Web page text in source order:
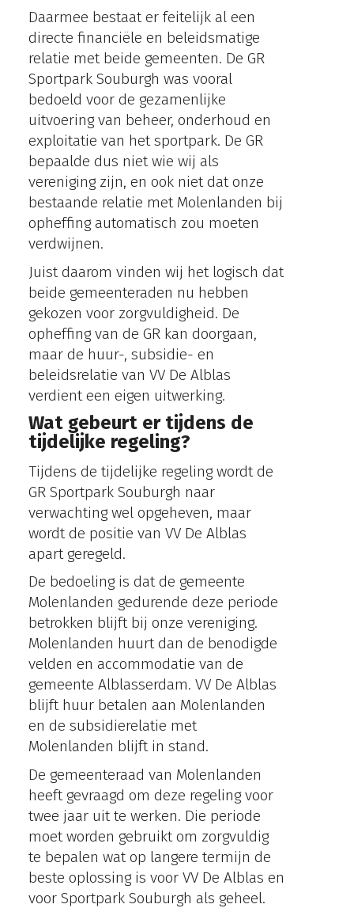
Daarmee bestaat er feitelijk al een
directe financiële en beleidsmatige
relatie met beide gemeenten. De GR
Sportpark Souburgh was vooral
bedoeld voor de gezamenlijke
uitvoering van beheer, onderhoud en
exploitatie van het sportpark. De GR
bepaalde dus niet wie wij als
vereniging zijn, en ook niet dat onze
bestaande relatie met Molenlanden bij
opheffing automatisch zou moeten
verdwijnen.
Juist daarom vinden wij het logisch dat
beide gemeenteraden nu hebben
gekozen voor zorgvuldigheid. De
opheffing van de GR kan doorgaan,
maar de huur-, subsidie- en
beleidsrelatie van VV De Alblas
verdient een eigen uitwerking.
Wat gebeurt er tijdens de
tijdelijke regeling?
Tijdens de tijdelijke regeling wordt de
GR Sportpark Souburgh naar
verwachting wel opgeheven, maar
wordt de positie van VV De Alblas
apart geregeld.
De bedoeling is dat de gemeente
Molenlanden gedurende deze periode
betrokken blijft bij onze vereniging.
Molenlanden huurt dan de benodigde
velden en accommodatie van de
gemeente Alblasserdam. VV De Alblas
blijft huur betalen aan Molenlanden
en de subsidierelatie met
Molenlanden blijft in stand.
De gemeenteraad van Molenlanden
heeft gevraagd om deze regeling voor
twee jaar uit te werken. Die periode
moet worden gebruikt om zorgvuldig
te bepalen wat op langere termijn de
beste oplossing is voor VV De Alblas en
voor Sportpark Souburgh als geheel.